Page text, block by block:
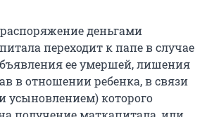
деньгами
переходит к папе в случае
ее умершей, лишения
в отношении ребенка, в связи
усыновлением) которого